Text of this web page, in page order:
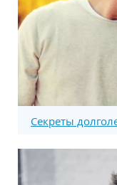
Секреты